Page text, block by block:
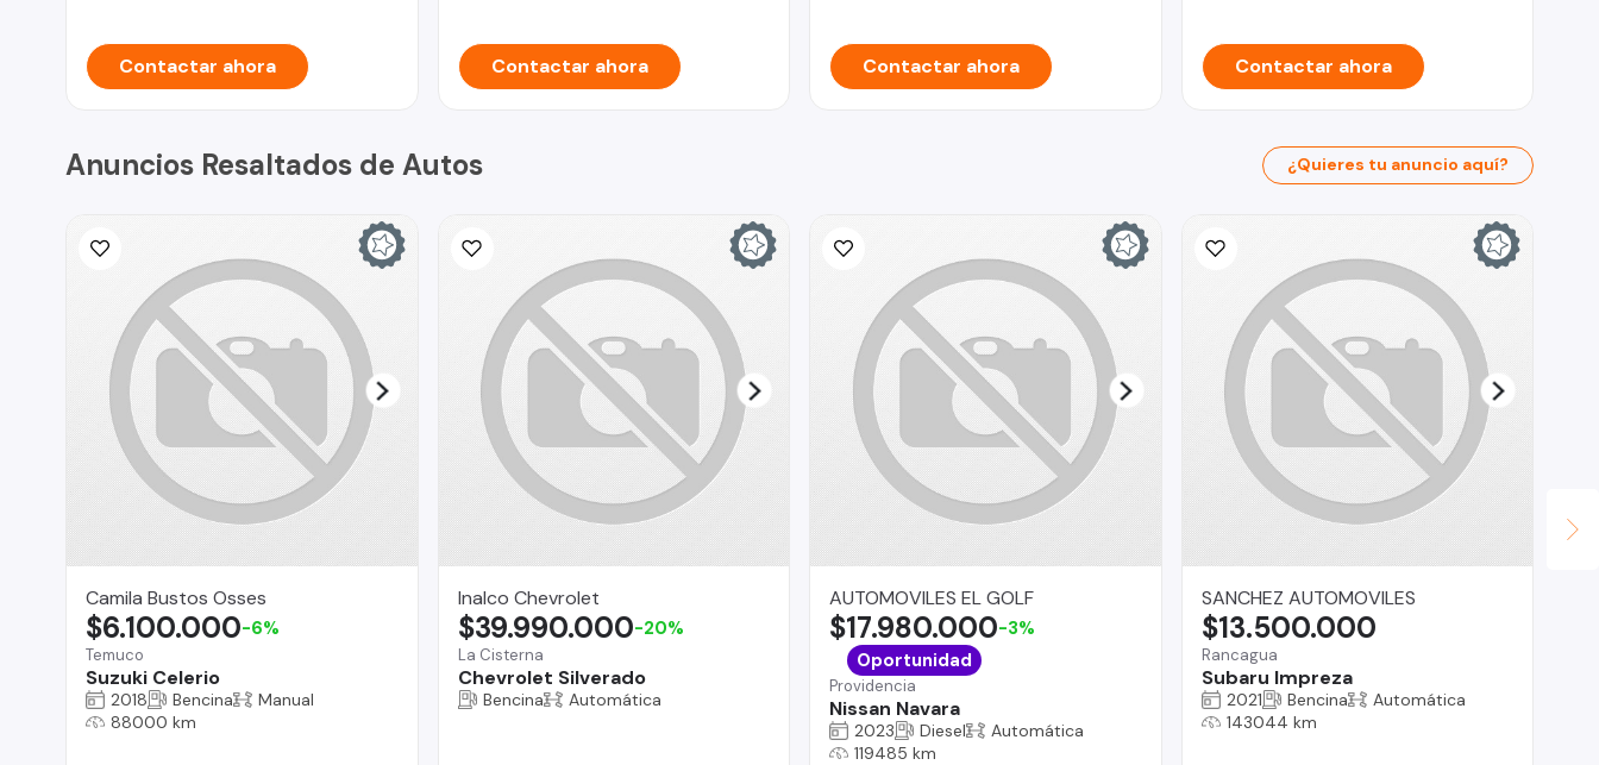
Contactar ahora Contactar ahora Contactar ahora Contactar ahora
Anuncios Resaltados de Autos ¿Quieres tu anuncio aquí?
Camila Bustos Osses
Temuco
Suzuki Celerio
$6.100.000-6%
2018 Bencina
Manual
88000 km
Inalco Chevrolet
La Cisterna
Chevrolet Silverado
$39.990.000-20%
Bencina Automática
AUTOMOVILES EL GOLF
Providencia
Nissan Navara
$17.980.000-3%
Oportunidad
2023 Diesel
Automática
119485 km
SANCHEZ AUTOMOVILES
Rancagua
Subaru Impreza
$13.500.000
2021 Bencina
Automática
143044 km